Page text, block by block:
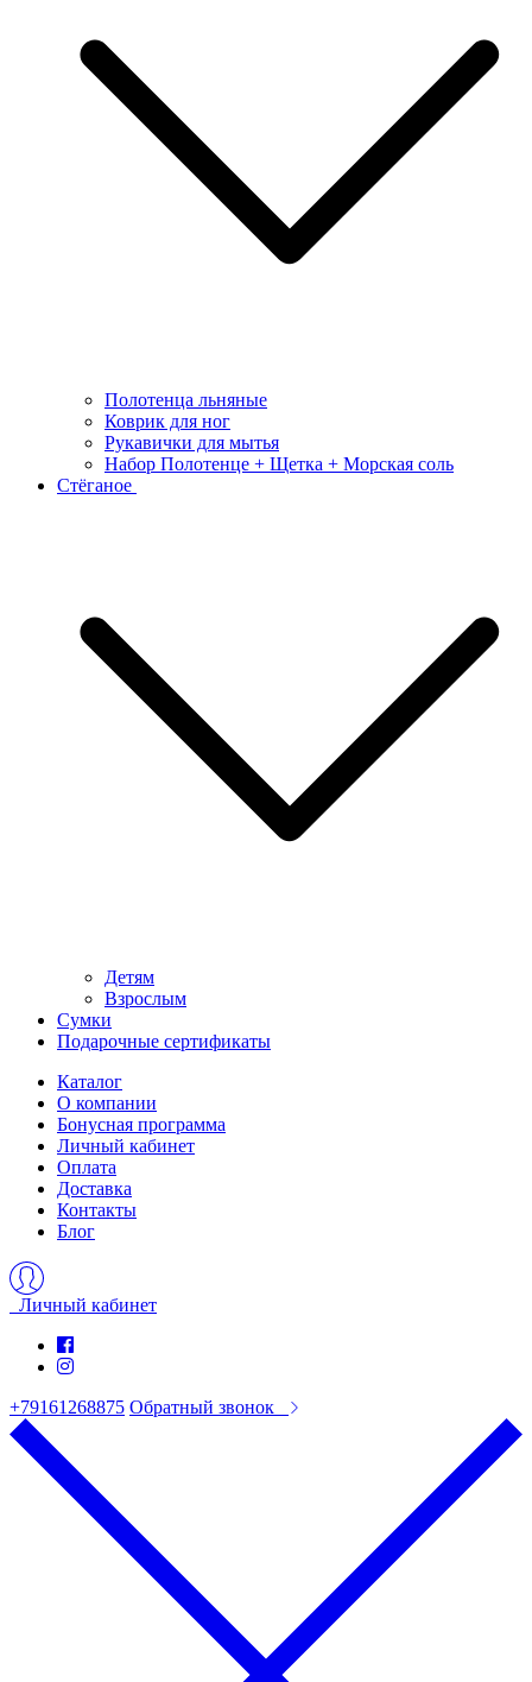
Полотенца льняные
Коврик для ног
Рукавички для мытья
Набор Полотенце + Щетка + Морская соль
Стёганое
Детям
Взрослым
Сумки
Подарочные сертификаты
Каталог
О компании
Бонусная программа
Личный кабинет
Оплата
Доставка
Контакты
Блог
Личный кабинет
+79161268875 Обратный звонок